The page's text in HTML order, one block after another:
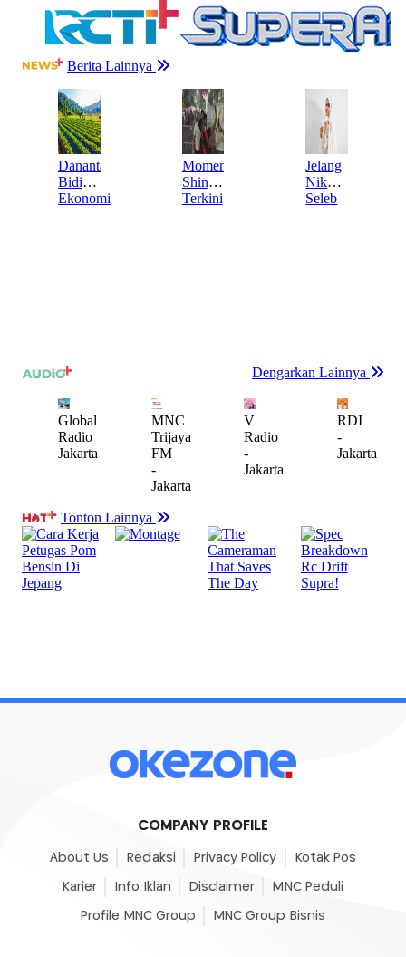
COMPANY PROFILE
About Us Redaksi Privacy Policy Kotak Pos
Karier Info Iklan Disclaimer MNC Peduli
Profile MNC Group MNC Group Bisnis